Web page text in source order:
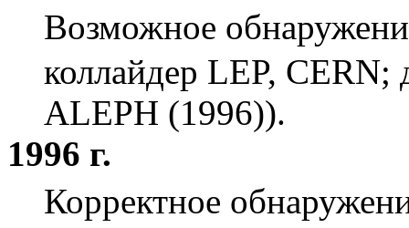
Возможное
коллайдер LEP,
ALEPH (1996)).
1996 г.
Корректное